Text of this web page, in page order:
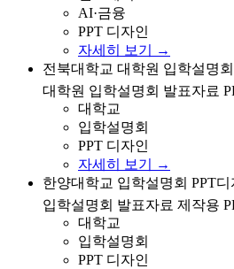
AI·금융
PPT 디자인
자세히 보기 →
전북대학교 대학원 입학설명
례
전북대학교 대학원 입학설명
대학원 입학설명회 발표자료
대학교
입학설명회
PPT 디자인
자세히 보기 →
한양대학교 입학설명회 발표
인 사례
한양대학교 입학설명회 PPT디
입학설명회 발표자료 제작용
대학교
입학설명회
PPT 디자인